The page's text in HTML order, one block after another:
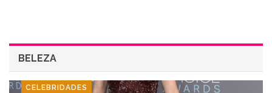
BELEZA
CELEBRIDADES